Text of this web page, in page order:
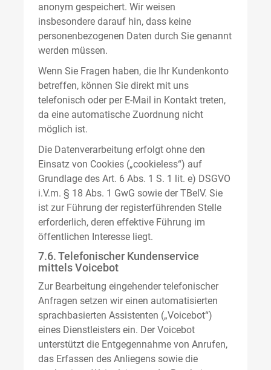
anonym gespeichert. Wir weisen
insbesondere darauf hin, dass keine
personenbezogenen Daten durch Sie genannt
werden müssen.
Wenn Sie Fragen haben, die Ihr Kundenkonto
betreffen, können Sie direkt mit uns
telefonisch oder per E-Mail in Kontakt treten,
da eine automatische Zuordnung nicht
möglich ist.
Die Datenverarbeitung erfolgt ohne den
Einsatz von Cookies („cookieless“) auf
Grundlage des Art. 6 Abs. 1 S. 1 lit. e) DSGVO
i.V.m. § 18 Abs. 1 GwG sowie der TBelV. Sie
ist zur Führung der registerführenden Stelle
erforderlich, deren effektive Führung im
öffentlichen Interesse liegt.
7.6. Telefonischer Kundenservice
mittels Voicebot
Zur Bearbeitung eingehender telefonischer
Anfragen setzen wir einen automatisierten
sprachbasierten Assistenten („Voicebot“)
eines Dienstleisters ein. Der Voicebot
unterstützt die Entgegennahme von Anrufen,
das Erfassen des Anliegens sowie die